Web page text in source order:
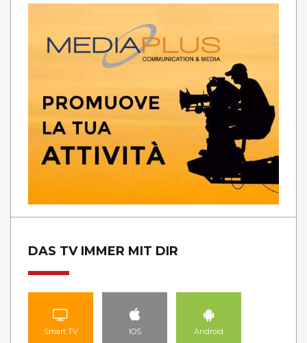
DAS TV IMMER MIT DIR
Smart TV IOS Android